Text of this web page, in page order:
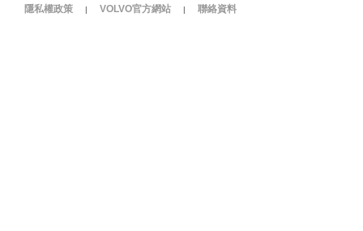
隱私權政策 | VOLVO官方網站 | 聯絡資料